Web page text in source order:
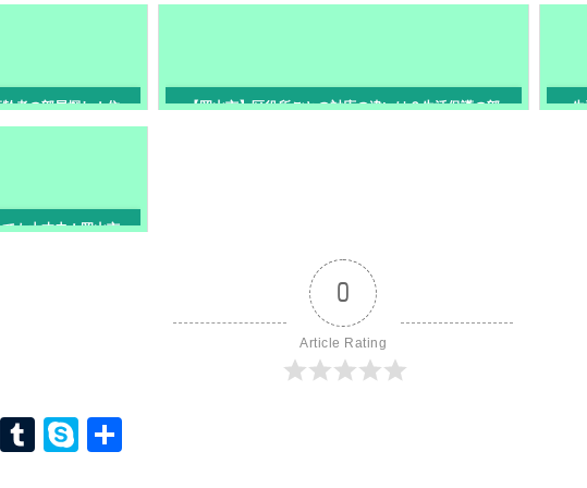
ト
る？希望条件を諦めない賃貸の探し方
者の部屋探し！住
貸
【岡山市】区役所ごとの対応の違いは？生活保護の部
生
も大丈夫！岡山市
0
Article Rating
W
T
S